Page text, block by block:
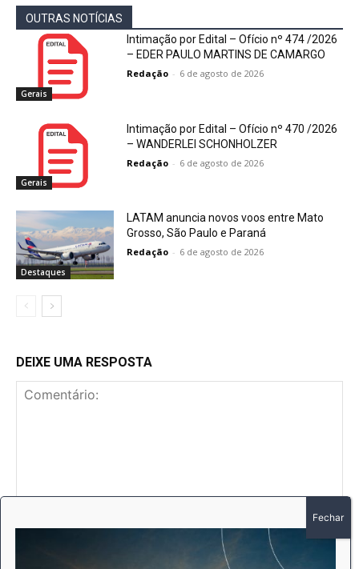
OUTRAS NOTÍCIAS
Gerais
Intimação por Edital – Ofício nº 474 /2026
– EDER PAULO MARTINS DE CAMARGO
Redação - 6 de agosto de 2026
Gerais
Intimação por Edital – Ofício nº 470 /2026
– WANDERLEI SCHONHOLZER
Redação - 6 de agosto de 2026
Destaques
LATAM anuncia novos voos entre Mato
Grosso, São Paulo e Paraná
Redação - 6 de agosto de 2026
DEIXE UMA RESPOSTA